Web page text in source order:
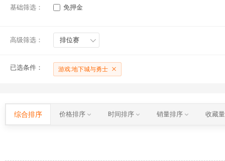
基础筛选： 免押金
高级筛选： 排位赛
已选条件： 游戏:地下城与勇士
综合排序 价格排序 时间排序 销量排序 收藏